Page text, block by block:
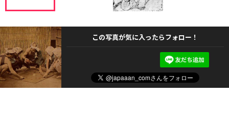
この写真が気に入ったらフォロー！